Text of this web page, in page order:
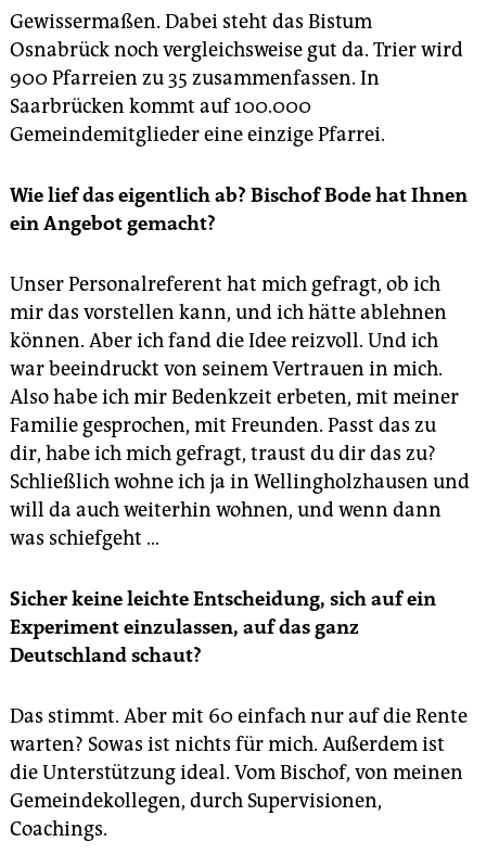
Gewissermaßen. Dabei steht das Bistum
Osnabrück noch vergleichsweise gut da. Trier wird
900 Pfarreien zu 35 zusammenfassen. In
Saarbrücken kommt auf 100.000
Gemeindemitglieder eine einzige Pfarrei.
Wie lief das eigentlich ab? Bischof Bode hat Ihnen
ein Angebot gemacht?
Unser Personalreferent hat mich gefragt, ob ich
mir das vorstellen kann, und ich hätte ablehnen
können. Aber ich fand die Idee reizvoll. Und ich
war beeindruckt von seinem Vertrauen in mich.
Also habe ich mir Bedenkzeit erbeten, mit meiner
Familie gesprochen, mit Freunden. Passt das zu
dir, habe ich mich gefragt, traust du dir das zu?
Schließlich wohne ich ja in Wellingholzhausen und
will da auch weiterhin wohnen, und wenn dann
was schiefgeht …
Sicher keine leichte Entscheidung, sich auf ein
Experiment einzulassen, auf das ganz
Deutschland schaut?
Das stimmt. Aber mit 60 einfach nur auf die Rente
warten? Sowas ist nichts für mich. Außerdem ist
die Unterstützung ideal. Vom Bischof, von meinen
Gemeindekollegen, durch Supervisionen,
Coachings.